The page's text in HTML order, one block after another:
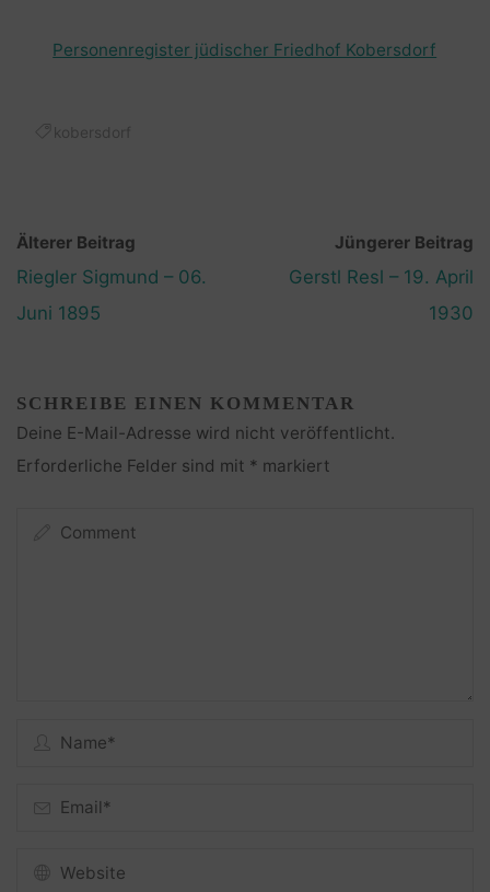
Personenregister jüdischer Friedhof Kobersdorf
kobersdorf
Älterer Beitrag
Riegler Sigmund – 06.
Juni 1895
Jüngerer Beitrag
Gerstl Resl – 19. April
1930
SCHREIBE EINEN KOMMENTAR
Deine E-Mail-Adresse wird nicht veröffentlicht.
Erforderliche Felder sind mit * markiert